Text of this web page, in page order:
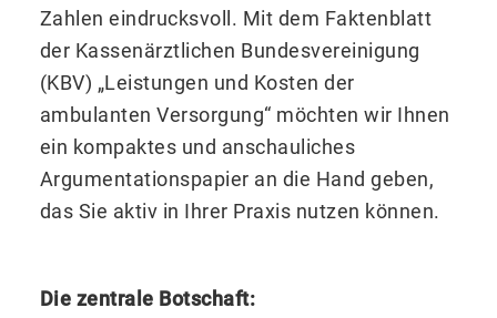
Zahlen eindrucksvoll. Mit dem Faktenblatt
der Kassenärztlichen Bundesvereinigung
(KBV) „Leistungen und Kosten der
ambulanten Versorgung“ möchten wir Ihnen
ein kompaktes und anschauliches
Argumentationspapier an die Hand geben,
das Sie aktiv in Ihrer Praxis nutzen können.
Die zentrale Botschaft: